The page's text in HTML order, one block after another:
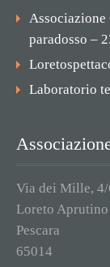
Associazione
paradosso –
Laboratorio
Via dei Mille, 4/
Loreto Aprutino
Pescara
65014